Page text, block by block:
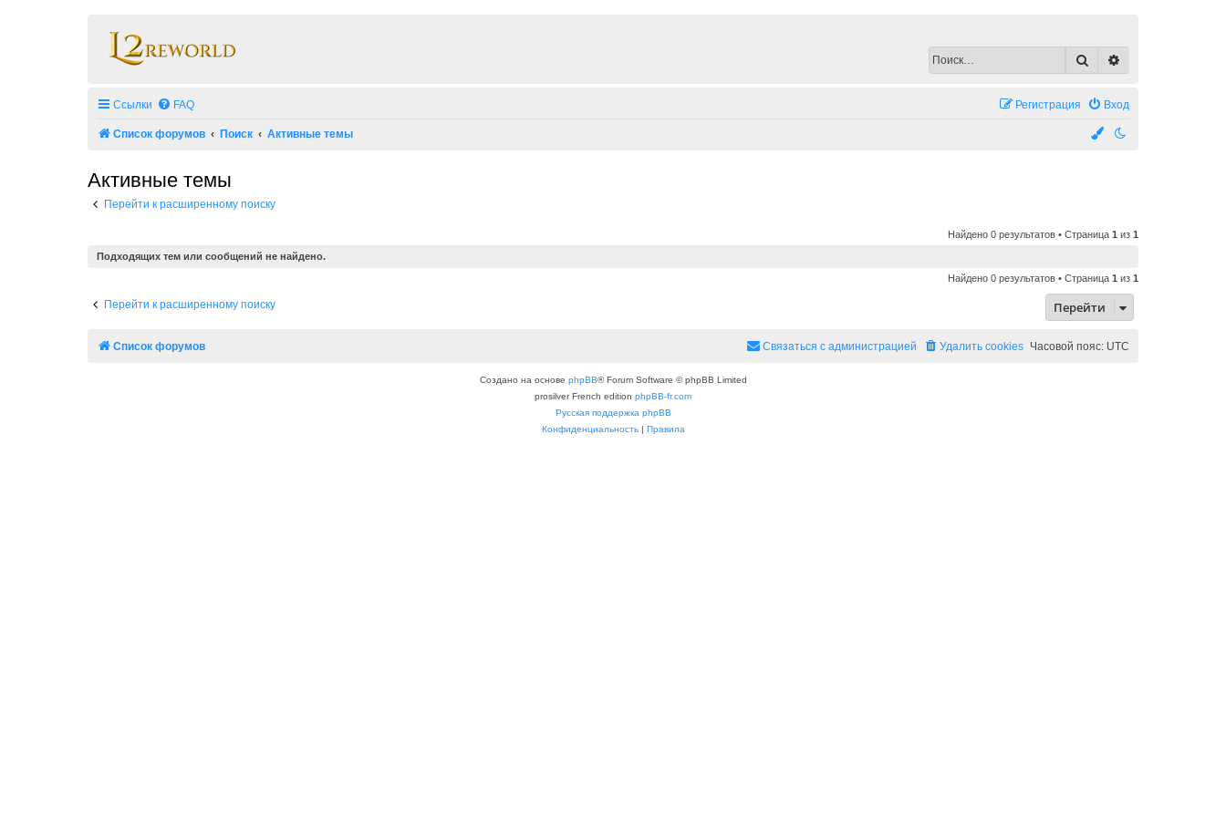
Поиск
Ссылки FAQ Вход
Регистрация
Список форумов Поиск Активные темы
Активные темы
Перейти к расширенному поиску
Найдено 0 результатов • Страница 1 из 1
Подходящих тем или сообщений не найдено.
Найдено 0 результатов • Страница 1 из 1
Перейти к расширенному поиску Перейти
Список форумов Часовой пояс: UTC
Удалить cookies
Связаться с администрацией
Создано на основе phpBB® Forum Software © phpBB Limited
prosilver French edition phpBB-fr.com
Русская поддержка phpBB
Конфиденциальность| Правила